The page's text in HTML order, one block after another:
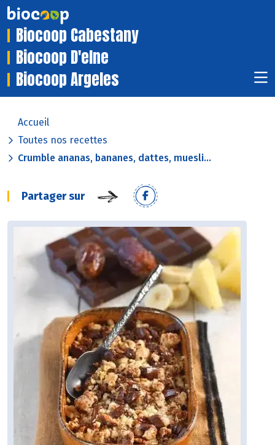
Biocoop Cabestany
Biocoop D'elne
Biocoop Argeles
Accueil
Toutes nos recettes
Crumble ananas, bananes, dattes, muesli...
Partager sur